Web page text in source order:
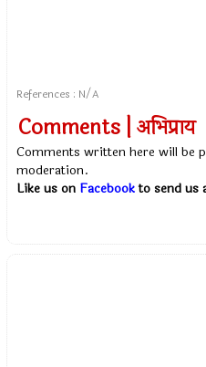
References : N/A
Comments | अभिप्राय
Comments written here will be
moderation.
Like us on Facebookto send us